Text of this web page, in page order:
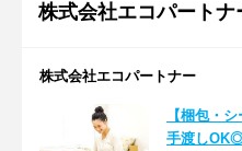
株式会社エコパートナ
株式会社エコパートナー
【梱包・
手渡し